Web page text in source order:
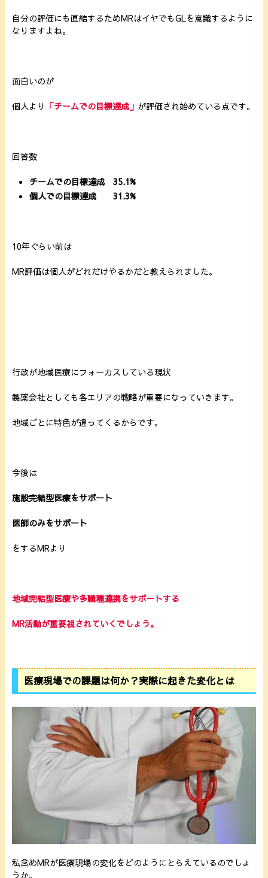
自分の評価にも直結するためMRはイヤでもGLを意識するように
なりますよね。
面白いのが
個人より 「チームでの目標達成」 が評価され始めている点です。
回答数
チームでの目標達成 35.1%
個人での目標達成 31.3%
10年ぐらい前は
MR評価は個人がどれだけやるかだと教えられました。
行政が地域医療にフォーカスしている現状
製薬会社としても各エリアの戦略が重要になっていきます。
地域ごとに特色が違ってくるからです。
今後は
施設完結型医療をサポート
医師のみをサポート
をするMRより
地域完結型医療や多職種連携をサポートする
MR活動が重要視されていくでしょう。
医療現場での課題は何か？実際に起きた変化とは
私含めMRが医療現場の変化をどのようにとらえているのでしょ
うか。